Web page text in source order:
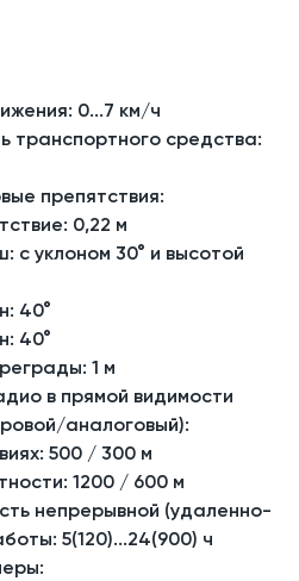
0...7 км/ч
транспортного средства:
препятствия:
0,22 м
с уклоном 30° и высотой
40°
40°
1 м
в прямой видимости
аналоговый):
500 / 300 м
1200 / 600 м
непрерывной (удаленно-
5(120)...24(900) ч